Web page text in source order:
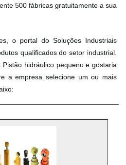
500 fábricas gratuitamente a sua
o portal do Soluções Industriais
qualificados do setor industrial.
hidráulico pequeno e gostaria
a empresa selecione um ou mais